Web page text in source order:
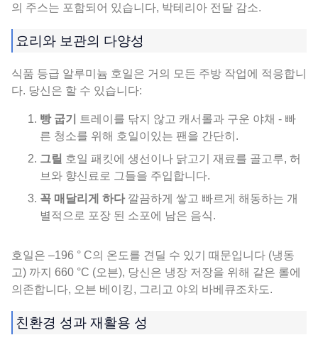
의 주스는 포함되어 있습니다, 박테리아 전달 감소.
요리와 보관의 다양성
식품 등급 알루미늄 호일은 거의 모든 주방 작업에 적응합니
다. 당신은 할 수 있습니다:
빵 굽기
트레이를 닦지 않고 캐서롤과 구운 야채 - 빠
른 청소를 위해 호일이있는 팬을 간단히.
그릴 호일 패킷에 생선이나 닭고기 재료를 골고루, 허
브와 향신료로 그들을 주입합니다.
꼭 매달리게 하다깔끔하게 쌓고 빠르게 해동하는 개
별적으로 포장 된 소포에 남은 음식.
호일은 –196 ° C의 온도를 견딜 수 있기 때문입니다 (냉동
고) 까지 660 °C (오븐), 당신은 냉장 저장을 위해 같은 롤에
의존합니다, 오븐 베이킹, 그리고 야외 바베큐조차도.
친환경 성과 재활용 성